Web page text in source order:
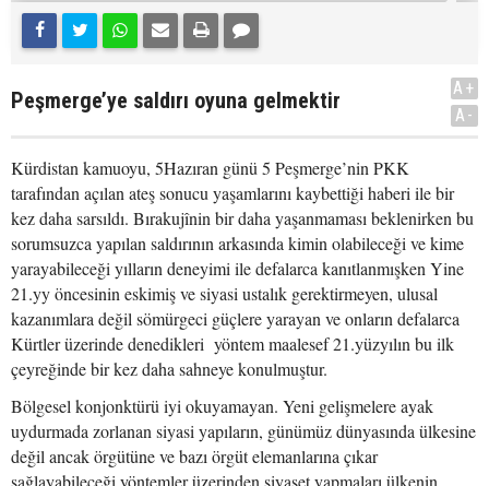
Peşmerge’ye saldırı oyuna gelmektir
A+
A-
Kürdistan kamuoyu, 5Hazıran günü 5 Peşmerge’nin PKK
tarafından açılan ateş sonucu yaşamlarını kaybettiği haberi ile bir
kez daha sarsıldı. Bırakujînin bir daha yaşanmaması beklenirken bu
sorumsuzca yapılan saldırının arkasında kimin olabileceği ve kime
yarayabileceği yılların deneyimi ile defalarca kanıtlanmışken Yine
21.yy öncesinin eskimiş ve siyasi ustalık gerektirmeyen, ulusal
kazanımlara değil sömürgeci güçlere yarayan ve onların defalarca
Kürtler üzerinde denedikleri yöntem maalesef 21.yüzyılın bu ilk
çeyreğinde bir kez daha sahneye konulmuştur.
Bölgesel konjonktürü iyi okuyamayan. Yeni gelişmelere ayak
uydurmada zorlanan siyasi yapıların, günümüz dünyasında ülkesine
değil ancak örgütüne ve bazı örgüt elemanlarına çıkar
sağlayabileceği yöntemler üzerinden siyaset yapmaları ülkenin